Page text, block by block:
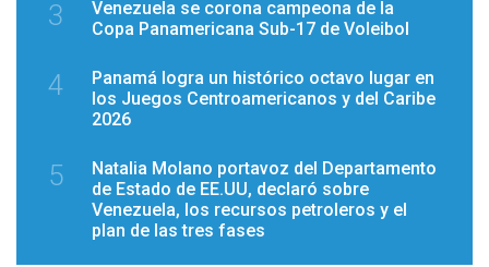
3
Venezuela se corona campeona de la
Copa Panamericana Sub-17 de Voleibol
4
Panamá logra un histórico octavo lugar en
los Juegos Centroamericanos y del Caribe
2026
5
Natalia Molano portavoz del Departamento
de Estado de EE.UU, declaró sobre
Venezuela, los recursos petroleros y el
plan de las tres fases